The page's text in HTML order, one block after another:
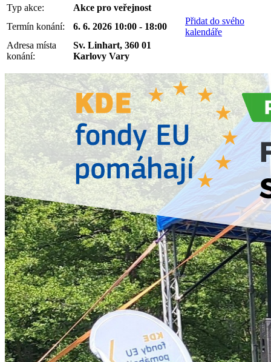
Typ akce:
Akce pro veřejnost
Termín konání:
6. 6. 2026 10:00 - 18:00
Přidat do svého
kalendáře
Adresa místa
konání:
Sv. Linhart, 360 01
Karlovy Vary